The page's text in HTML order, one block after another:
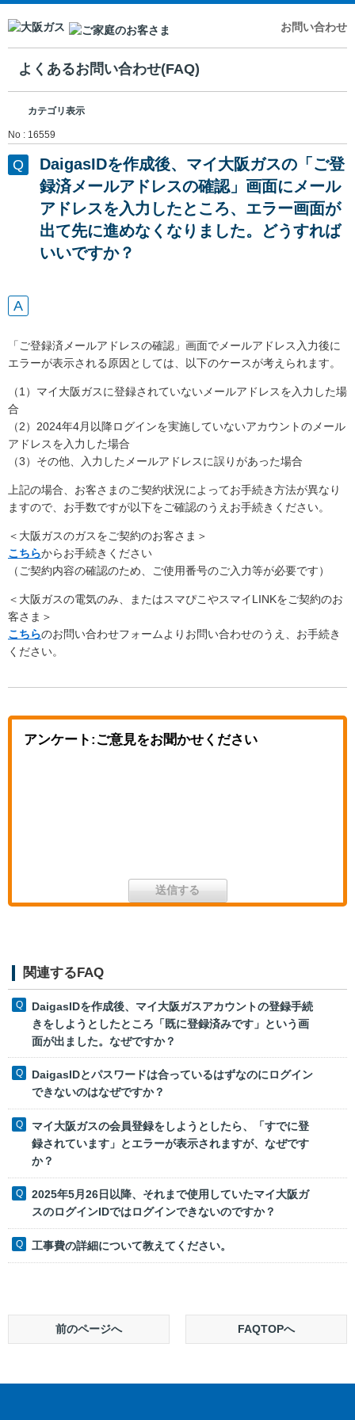
お問い合わせ
よくあるお問い合わせ(FAQ)
カテゴリ表示
No : 16559
DaigasIDを作成後、マイ大阪ガスの「ご登
録済メールアドレスの確認」画面にメール
アドレスを入力したところ、エラー画面が
出て先に進めなくなりました。どうすれば
いいですか？
「ご登録済メールアドレスの確認」画面でメールアドレス入力後に
エラーが表示される原因としては、以下のケースが考えられます。
（1）マイ大阪ガスに登録されていないメールアドレスを入力した場
合
（2）2024年4月以降ログインを実施していないアカウントのメール
アドレスを入力した場合
（3）その他、入力したメールアドレスに誤りがあった場合
上記の場合、お客さまのご契約状況によってお手続き方法が異なり
ますので、お手数ですが以下をご確認のうえお手続きください。
＜大阪ガスのガスをご契約のお客さま＞
こちらからお手続きください
（ご契約内容の確認のため、ご使用番号のご入力等が必要です）
＜大阪ガスの電気のみ、またはスマぴこやスマイLINKをご契約のお
客さま＞
こちらのお問い合わせフォームよりお問い合わせのうえ、お手続き
ください。
アンケート:ご意見をお聞かせください
関連するFAQ
DaigasIDを作成後、マイ大阪ガスアカウントの登録手続
きをしようとしたところ「既に登録済みです」という画
面が出ました。なぜですか？
DaigasIDとパスワードは合っているはずなのにログイン
できないのはなぜですか？
マイ大阪ガスの会員登録をしようとしたら、「すでに登
録されています」とエラーが表示されますが、なぜです
か？
2025年5月26日以降、それまで使用していたマイ大阪ガ
スのログインIDではログインできないのですか？
工事費の詳細について教えてください。
前のページへ FAQTOPへ